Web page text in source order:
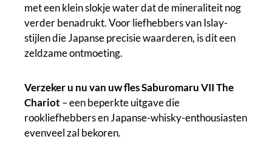
met een klein slokje water dat de mineraliteit nog
verder benadrukt. Voor liefhebbers van Islay-
stijlen die Japanse precisie waarderen, is dit een
zeldzame ontmoeting.
Verzeker u nu van uw fles Saburomaru VII The
Chariot – een beperkte uitgave die
rookliefhebbers en Japanse-whisky-enthousiasten
evenveel zal bekoren.